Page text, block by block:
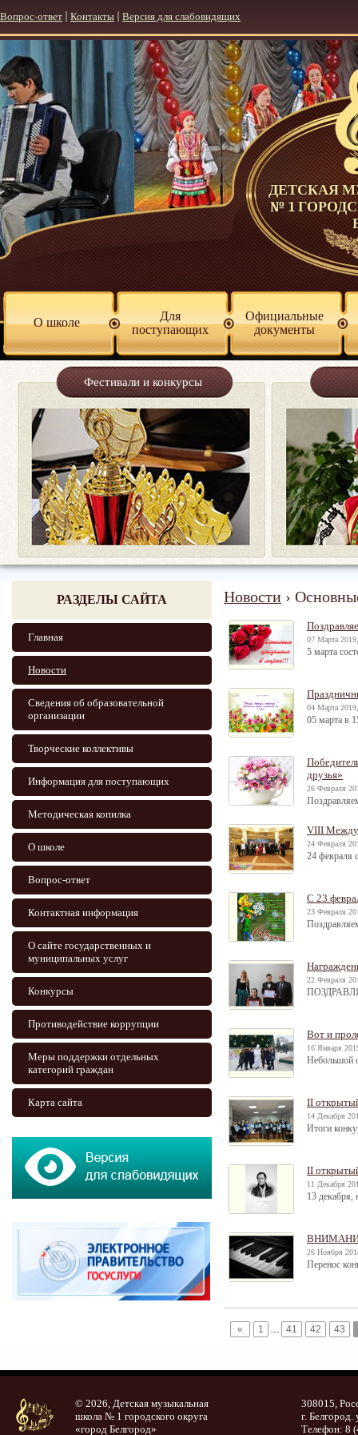
ДЕТСКАЯ
№ 1
Вопрос-ответ Контакты Версия для слабовидящих
О школе
Для
поступающих
Официальные
документы
Фестивали и конкурсы
РАЗДЕЛЫ САЙТА
Главная
Новости
Сведения об образовательной
организации
Творческие коллективы
Информация для поступающих
Методическая копилка
О школе
Вопрос-ответ
Контактная информация
О сайте государственных и
муниципальных услуг
Конкурсы
Противодействие коррупции
Меры поддержки отдельных
категорий граждан
Карта сайта
Новости ›
07 Марта
5 марта
04 Марта
05 марта в
друзья»
26 Февраля
VIII
24 Февраля
24 февраля
С 23
23 Февраля
22 Февраля
Вот и
16 Января
Небольшой
II
14 Декабря
Итоги
II
11 Декабря
13 декабря,
26 Ноября
Перенос
« 1 … 41 42 43
© 2026, Детская музыкальная
школа № 1 городского округа
«город Белгород»
308015,
г. Белгород.
Телефон: 8